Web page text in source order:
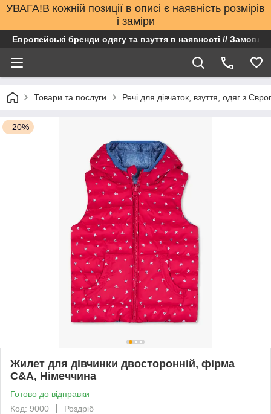
УВАГА!В кожній позиції в описі є наявність розмірів
і заміри
Европейські бренди одягу та взуття в наявності //
Товари та послуги Речі для дівчаток, взуття, одяг з
–20%
Жилет для дівчинки двосторонній, фірма
C&A, Німеччина
Готово до відправки
Код: 9000
Роздріб